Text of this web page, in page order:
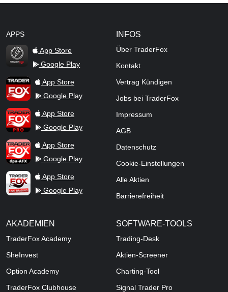
APPS
TraderFox Flash
App Store
Google Play
TraderFox AppApp Store
Google Play
TraderFox ProApp Store
Google Play
TraderFox dpa-AFX ProFeed
App Store
Google Play
TraderFox Live Trading
App Store
Google Play
INFOS
Über TraderFox
Kontakt
Vertrag Kündigen
Jobs bei TraderFox
Impressum
AGB
Datenschutz
Cookie-Einstellungen
Alle Aktien
Barrierefreiheit
AKADEMIEN
TraderFox Academy
SheInvest
Option Academy
TraderFox Clubhouse
SOFTWARE-TOOLS
Trading-Desk
Aktien-Screener
Charting-Tool
Signal Trader Pro